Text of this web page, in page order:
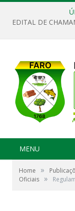
MENU
Home »
Oficiais »